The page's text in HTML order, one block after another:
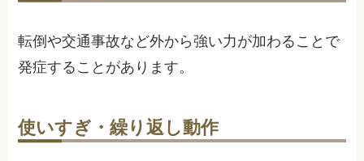
転倒や交通事故など外から強い力が加わることで
発症することがあります。
使いすぎ・繰り返し動作